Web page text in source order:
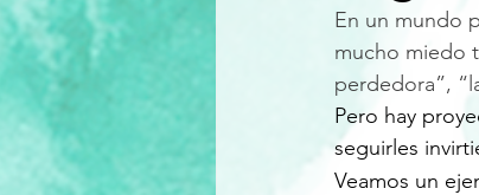
En un mundo
mucho miedo
perdedora”,
Pero hay
seguirles
Veamos un